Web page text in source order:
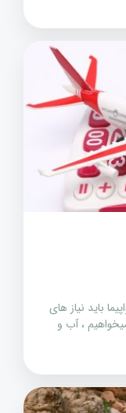
باید نیاز های
، آب و